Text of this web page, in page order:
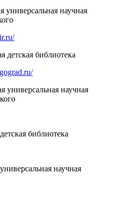
универсальная научная
детская библиотека
универсальная научная
библиотека
научная